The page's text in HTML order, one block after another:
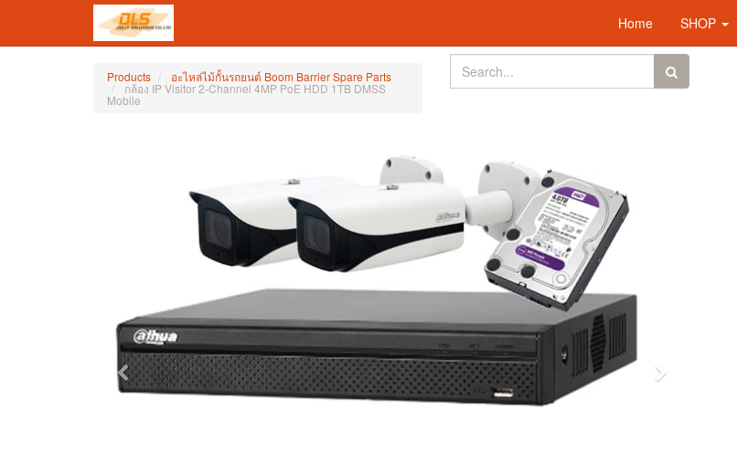
Home SHOP
Products อะไหล่ไม้กั้นรถยนต์ Boom Barrier Spare Parts
กล้อง IP Visitor 2-Channel 4MP PoE HDD 1TB DMSS
Mobile
Previous Next